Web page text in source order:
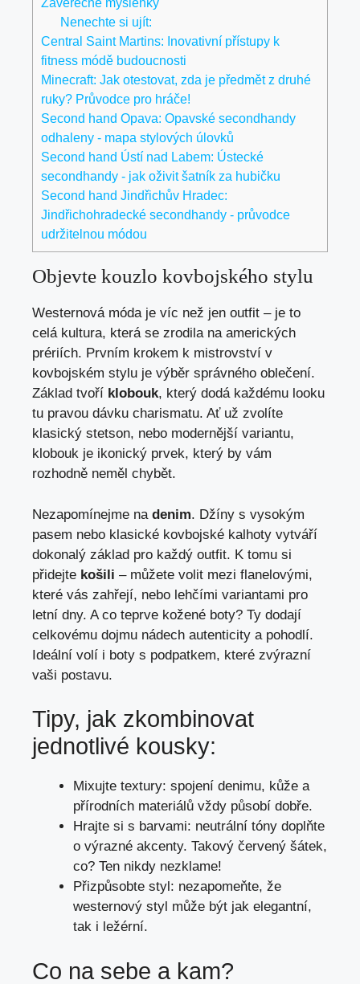
Nenechte si ujít:
Central Saint Martins: Inovativní přístupy k
fitness módě budoucnosti
Minecraft: Jak otestovat, zda je předmět z druhé
ruky? Průvodce pro hráče!
Second hand Opava: Opavské secondhandy
odhaleny - mapa stylových úlovků
Second hand Ústí nad Labem: Ústecké
secondhandy - jak oživit šatník za hubičku
Second hand Jindřichův Hradec:
Jindřichohradecké secondhandy - průvodce
udržitelnou módou
Objevte kouzlo kovbojského stylu
Westernová móda je víc než jen outfit – je to
celá kultura, která se zrodila na amerických
prériích. Prvním krokem k mistrovství v
kovbojském stylu je výběr správného oblečení.
Základ tvoří klobouk, který dodá každému looku
tu pravou dávku charismatu. Ať už zvolíte
klasický stetson, nebo modernější variantu,
klobouk je ikonický prvek, který by vám
rozhodně neměl chybět.
Nezapomínejme na denim. Džíny s vysokým
pasem nebo klasické kovbojské kalhoty vytváří
dokonalý základ pro každý outfit. K tomu si
přidejte košili – můžete volit mezi flanelovými,
které vás zahřejí, nebo lehčími variantami pro
letní dny. A co teprve kožené boty? Ty dodají
celkovému dojmu nádech autenticity a pohodlí.
Ideální volí i boty s podpatkem, které zvýrazní
vaši postavu.
Tipy, jak zkombinovat
jednotlivé kousky:
Mixujte textury: spojení denimu, kůže a
přírodních materiálů vždy působí dobře.
Hrajte si s barvami: neutrální tóny doplňte
o výrazné akcenty. Takový červený šátek,
co? Ten nikdy nezklame!
Přizpůsobte styl: nezapomeňte, že
westernový styl může být jak elegantní,
tak i ležérní.
Co na sebe a kam?